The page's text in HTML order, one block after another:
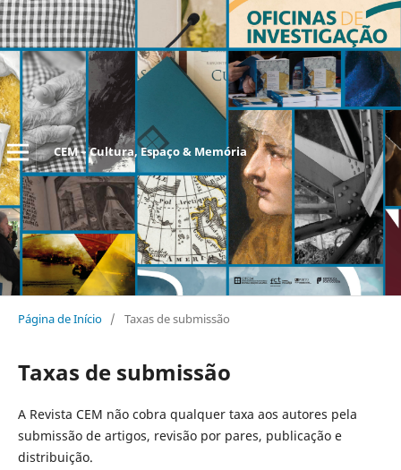
CEM – Cultura, Espaço & Memória
Página de Início / Taxas de submissão
Taxas de submissão
A Revista CEM não cobra qualquer taxa aos autores pela
submissão de artigos, revisão por pares, publicação e
distribuição.